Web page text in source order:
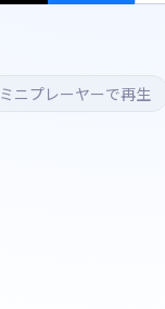
ミニプレーヤーで再生